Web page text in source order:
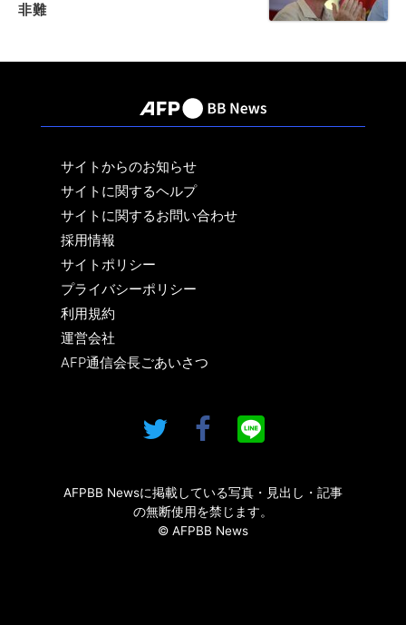
非難
サイトからのお知らせ
サイトに関するヘルプ
サイトに関するお問い合わせ
採用情報
サイトポリシー
プライバシーポリシー
利用規約
運営会社
AFP通信会長ごあいさつ
AFPBB Newsに掲載している写真・見出し・記事
の無断使用を禁じます。
© AFPBB News